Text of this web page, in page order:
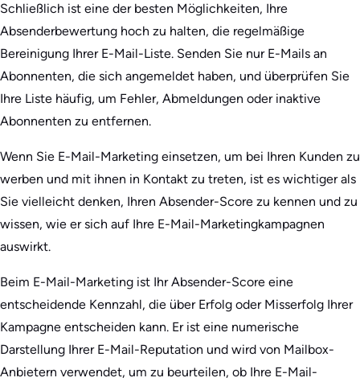
Schließlich ist eine der besten Möglichkeiten, Ihre
Absenderbewertung hoch zu halten, die regelmäßige
Bereinigung Ihrer E-Mail-Liste. Senden Sie nur E-Mails an
Abonnenten, die sich angemeldet haben, und überprüfen Sie
Ihre Liste häufig, um Fehler, Abmeldungen oder inaktive
Abonnenten zu entfernen.
Wenn Sie E-Mail-Marketing einsetzen, um bei Ihren Kunden zu
werben und mit ihnen in Kontakt zu treten, ist es wichtiger als
Sie vielleicht denken, Ihren Absender-Score zu kennen und zu
wissen, wie er sich auf Ihre E-Mail-Marketingkampagnen
auswirkt.
Beim E-Mail-Marketing ist Ihr Absender-Score eine
entscheidende Kennzahl, die über Erfolg oder Misserfolg Ihrer
Kampagne entscheiden kann. Er ist eine numerische
Darstellung Ihrer E-Mail-Reputation und wird von Mailbox-
Anbietern verwendet, um zu beurteilen, ob Ihre E-Mail-